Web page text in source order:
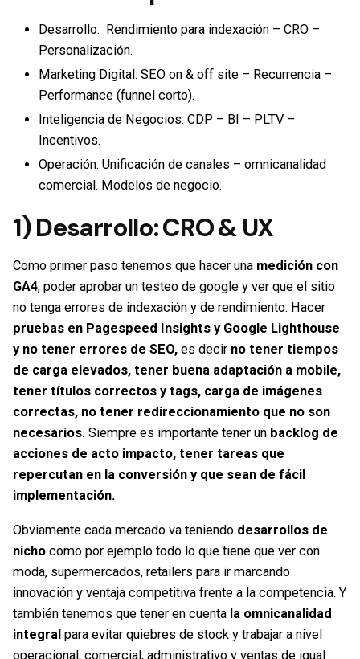
Desarrollo: Rendimiento para indexación – CRO –
Personalización.
Marketing Digital: SEO on & off site – Recurrencia –
Performance (funnel corto).
Inteligencia de Negocios: CDP – BI – PLTV –
Incentivos.
Operación: Unificación de canales – omnicanalidad
comercial. Modelos de negocio.
1)Desarrollo: CRO & UX
Como primer paso tenemos que hacer una medición con
GA4, poder aprobar un testeo de google y ver que el sitio
no tenga errores de indexación y de rendimiento. Hacer
pruebas en Pagespeed Insights y Google Lighthouse
y no tener errores de SEO, es decir no tener tiempos
de carga elevados, tener buena adaptación a mobile,
tener títulos correctos y tags, carga de imágenes
correctas, no tener redireccionamiento que no son
necesarios. Siempre es importante tener un backlog de
acciones de acto impacto, tener tareas que
repercutan en la conversión y que sean de fácil
implementación.
Obviamente cada mercado va teniendo desarrollos de
nicho como por ejemplo todo lo que tiene que ver con
moda, supermercados, retailers para ir marcando
innovación y ventaja competitiva frente a la competencia. Y
también tenemos que tener en cuenta la omnicanalidad
integral para evitar quiebres de stock y trabajar a nivel
operacional, comercial, administrativo y ventas de igual